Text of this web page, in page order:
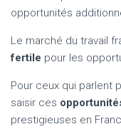
opportunités
Le marché du travail
fertile pour les
Pour ceux qui parlent
saisir ces
prestigieuses en